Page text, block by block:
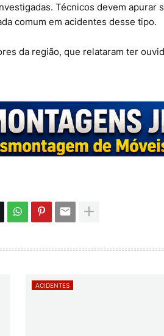
Técnicos devem
comum em acidentes desse tipo.
da região, que relataram ter
ACIDENTES